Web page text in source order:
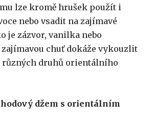
lze kromě hrušek použít i
nebo vsadit na zajímavé
je zázvor, vanilka nebo
chuť dokáže vykouzlit
různých druhů orientálního
džem s orientálním